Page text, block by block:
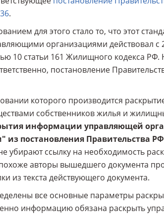
.
для этого стало то, что этот
организациями действовал с
10 статьи 161 Жилищного кодекса РФ.
постановление
которого производится
собственников жилья и
информации управляющей
постановления Правительства РФ
убирают ссылку на необходимость
авторы вышедшего документа
из текста действующего документа.
все основные параметры
информацию обязана раскрыть